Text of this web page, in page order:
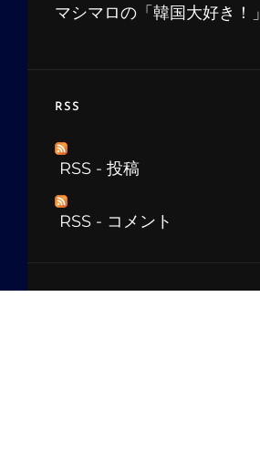
マシマロの「韓国大好き！」
RSS
RSS - 投稿
RSS - コメント